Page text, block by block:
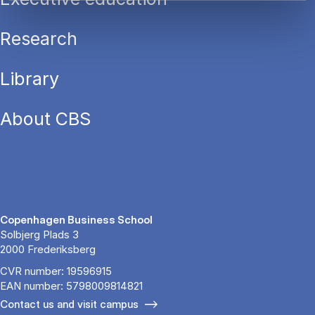
Research
Library
About CBS
Copenhagen Business School
Solbjerg Plads 3
2000 Frederiksberg
CVR number: 19596915
EAN number: 5798009814821
Contact us and visit campus